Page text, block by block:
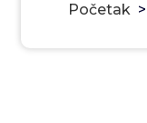
Početak>